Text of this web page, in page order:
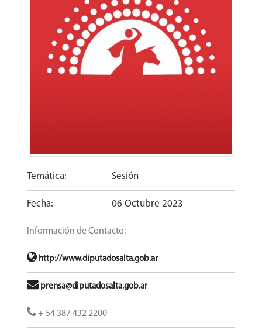
Temática: Sesión
Fecha: 06 Octubre 2023
Información de Contacto:
http://www.diputadosalta.gob.ar
prensa@diputadosalta.gob.ar
+ 54 387 432 2200